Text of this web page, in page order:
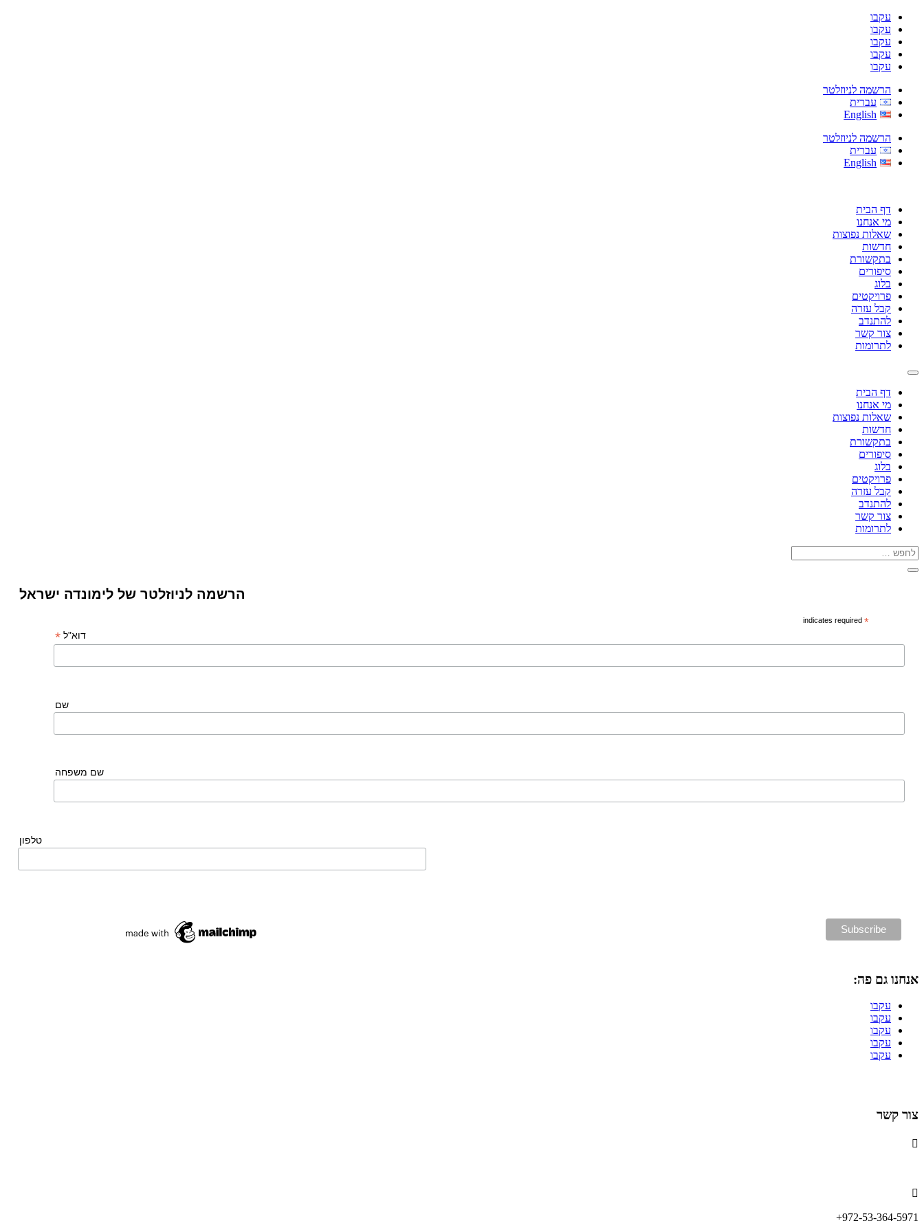
עקבו
עקבו
עקבו
עקבו
עקבו
הרשמה לניוזלטר
עברית
English
הרשמה לניוזלטר
עברית
English
דף הבית
מי אנחנו
שאלות נפוצות
חדשות
בתקשורת
סיפורים
בלוג
פרויקטים
קבל עזרה
להתנדב
צור קשר
לתרומות
דף הבית
מי אנחנו
שאלות נפוצות
חדשות
בתקשורת
סיפורים
בלוג
פרויקטים
קבל עזרה
להתנדב
צור קשר
לתרומות
הרשמה לניוזלטר של לימונדה ישראל
*
indicates required
דוא"ל*
שם
שם משפחה
טלפון
אנחנו גם פה:
עקבו
עקבו
עקבו
עקבו
עקבו
צור קשר


972-53-364-5971+